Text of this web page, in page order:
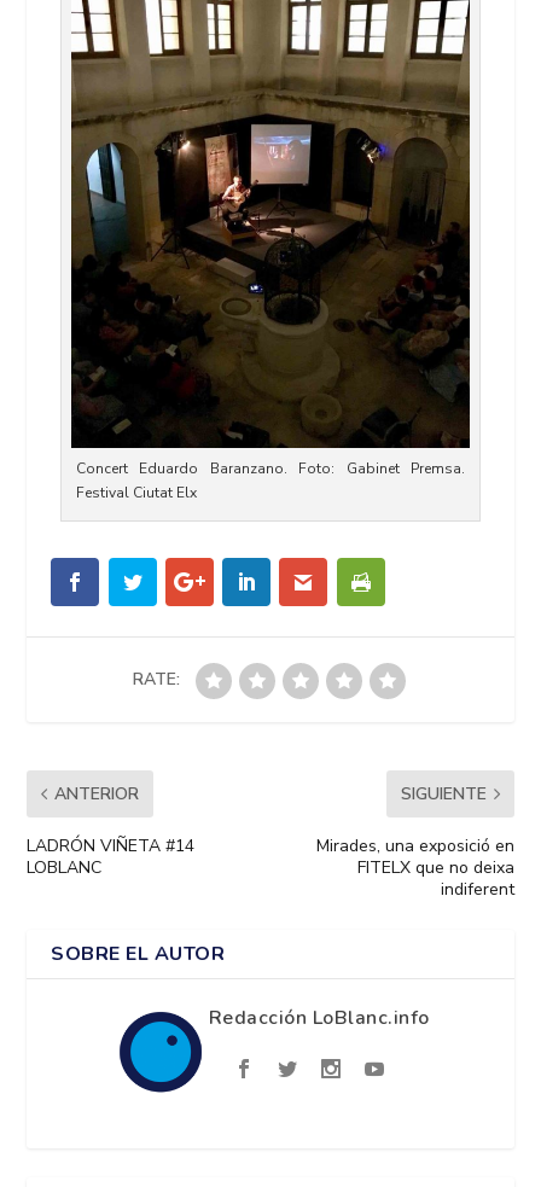
Concert Eduardo Baranzano. Foto: Gabinet Premsa.
Festival Ciutat Elx
RATE:
ANTERIOR
LADRÓN VIÑETA #14
LOBLANC
SIGUIENTE
Mirades, una exposició en
FITELX que no deixa
indiferent
SOBRE EL AUTOR
Redacción LoBlanc.info